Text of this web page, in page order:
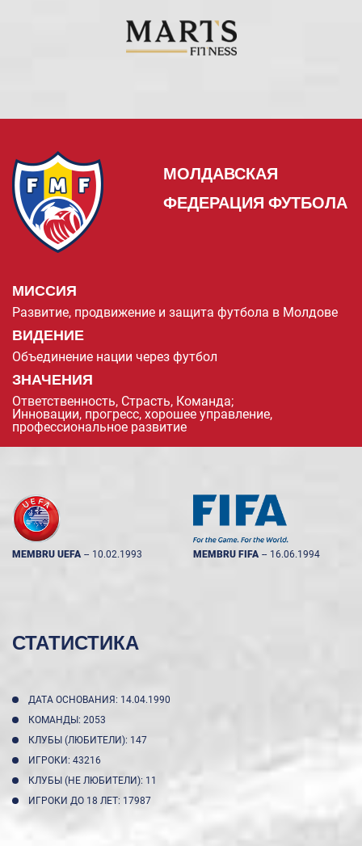
МОЛДАВСКАЯ
ФЕДЕРАЦИЯ ФУТБОЛА
МИССИЯ
Развитие, продвижение и защита футбола в Молдове
ВИДЕНИЕ
Объединение нации через футбол
ЗНАЧЕНИЯ
Ответственность, Страсть, Команда;
Инновации, прогресс, хорошее управление,
профессиональное развитие
MEMBRU UEFA -- 10.02.1993 MEMBRU FIFA -- 16.06.1994
СТАТИСТИКА
ДАТА ОСНОВАНИЯ: 14.04.1990
КОМАНДЫ: 2053
КЛУБЫ (ЛЮБИТЕЛИ): 147
ИГРОКИ: 43216
КЛУБЫ (НЕ ЛЮБИТЕЛИ): 11
ИГРОКИ ДО 18 ЛЕТ: 17987